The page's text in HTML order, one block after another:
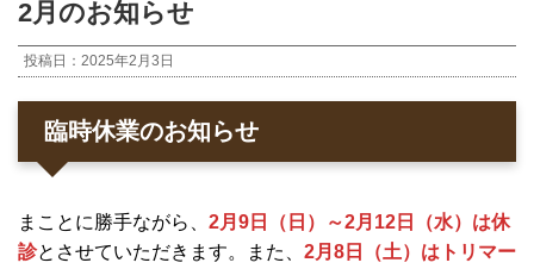
2月のお知らせ
投稿日： 2025年2月3日
臨時休業のお知らせ
まことに勝手ながら、 2月9日（日）～2月12日（水）は休
診とさせていただきます。また、 2月8日（土）はトリマー